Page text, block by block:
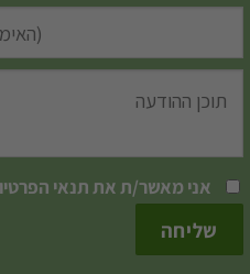
אני מאשר/ת אתתנאי